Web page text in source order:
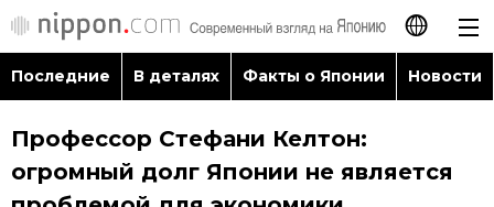
日本語
English
Последние В деталях Факты о Японии Новости
Профессор Стефани Келтон:
огромный долг Японии не является